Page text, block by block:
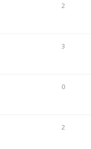
2
3
0
2